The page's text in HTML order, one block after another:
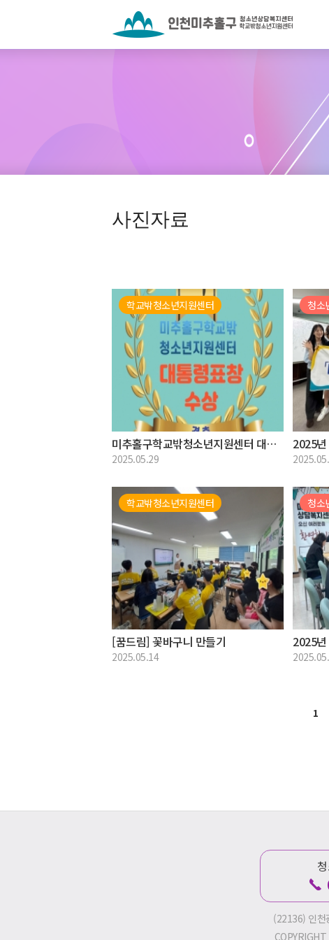
사진자료
학교밖청소년지원센터
미추홀구학교밖청소년지원센터 대통령표창 수상
2025.05.29
청소
학교밖청소년지원센터
[꿈드림] 꽃바구니 만들기
2025.05.14
청소
2025
1
(22136) 인천